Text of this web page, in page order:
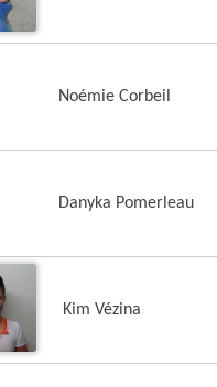
Noémie Corbeil
Danyka Pomerleau
Kim Vézina